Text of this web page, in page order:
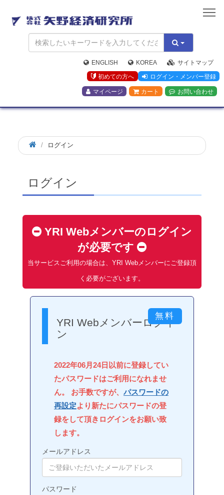
矢
野
経
済
研
究
所
ENGLISH KOREA
サイトマップ
初めての方へ
ログイン・メンバー登録
マイページ カート お問い合わせ
ログイン
ログイン
YRI Webメンバーのログイン
が必要です
当サービスご利用の場合は、YRI Webメンバーにご登録頂
く必要がございます。
YRI Webメンバーログイ
ン
2022年06月24日以前に登録してい
たパスワードはご利用になれませ
ん。 お手数ですが、 パスワードの
再設定より新たにパスワードの登
録をして頂きログインをお願い致
します。
メールアドレス
パスワード